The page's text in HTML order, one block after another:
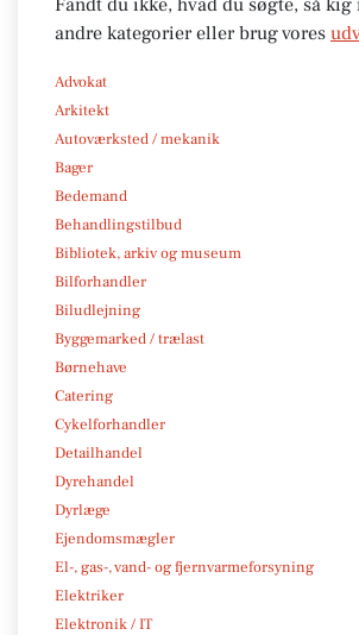
andre kategorier eller brug vores
Advokat
Arkitekt
Autoværksted / mekanik
Bager
Bedemand
Behandlingstilbud
Bibliotek, arkiv og museum
Bilforhandler
Biludlejning
Byggemarked / trælast
Børnehave
Catering
Cykelforhandler
Detailhandel
Dyrehandel
Dyrlæge
Ejendomsmægler
El-, gas-, vand- og fjernvarmeforsyning
Elektriker
Elektronik / IT